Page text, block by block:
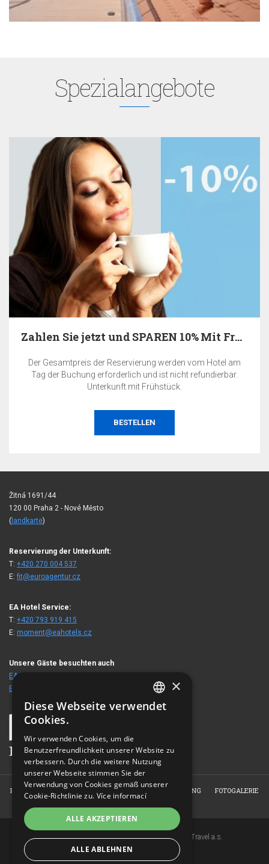
Spezialangebote
Zahlen Sie jetzt und SPAREN 10% Mit Frühstück
Der Gesamtpreis der Reservierung werden vom Hotel am
Tag der Buchung erforderlich und ist nicht refundierbar.
Unterkunft mit Frühstück.
BESTELLEN
Žitná 1691/44
120 00 Praha 2 - Nové Město
( landkarte)
Reservierung der Unterkunft:
T: +420 270 004 537
E:fit@euroagentur.cz
EA Hotel Service:
T: +420 793 919 415
E: moment@eahotels.cz
Unsere Gäste besuchten auch
EA ApartHotel Melantrich
EA Hotel Victoria
HOME ÜBER DAS HOTEL ZIMMER RESERVIERUNG
FOTOGALERIE
Copyright © 2007-2026 EuroAgentur Hotels&Travel a.s.
www.bezvapobyt.cz
Allgemeine Buchungsbedingungen
CZECH
GERMAN
×
Diese Webseite verwendet
Cookies.
Wir verwenden Cookies, um die
Benutzerfreundlichkeit unserer Website zu
verbessern. Durch die weitere Nutzung
unserer Webseite stimmen Sie der
Verwendung von Cookies gemäß unserer
Cookie-Richtlinie zu. Více informací
ALLE AKZEPTIEREN
ALLE ABLEHNEN